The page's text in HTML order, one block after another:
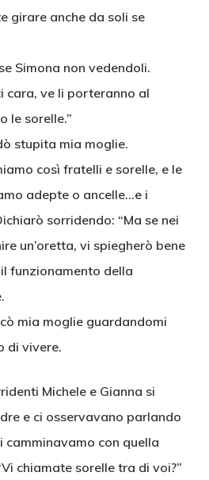
girare anche da soli se
Simona non vedendoli.
cara, ve li porteranno al
le sorelle.”
stupita mia moglie.
così fratelli e sorelle, e le
adepte o ancelle…e i
sorridendo: “Ma se nei
un’oretta, vi spiegherò bene
funzionamento della
mia moglie guardandomi
di vivere.
Michele e Gianna si
e ci osservavano parlando
camminavamo con quella
chiamate sorelle tra di voi?”